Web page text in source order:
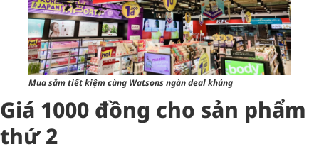
Mua sắm tiết kiệm cùng Watsons ngàn deal khủng
Giá 1000 đồng cho sản phẩm
thứ 2